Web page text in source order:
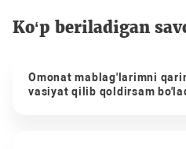
Ko‘p beriladigan
Omonat mablag'larimni
vasiyat qilib qoldirsam